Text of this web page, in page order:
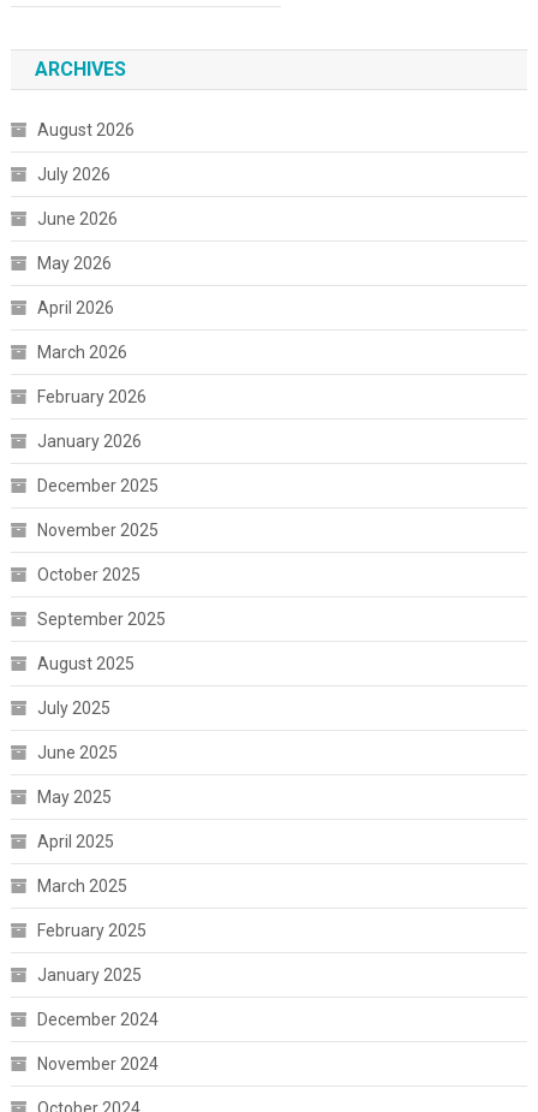
ARCHIVES
August 2026
July 2026
June 2026
May 2026
April 2026
March 2026
February 2026
January 2026
December 2025
November 2025
October 2025
September 2025
August 2025
July 2025
June 2025
May 2025
April 2025
March 2025
February 2025
January 2025
December 2024
November 2024
October 2024